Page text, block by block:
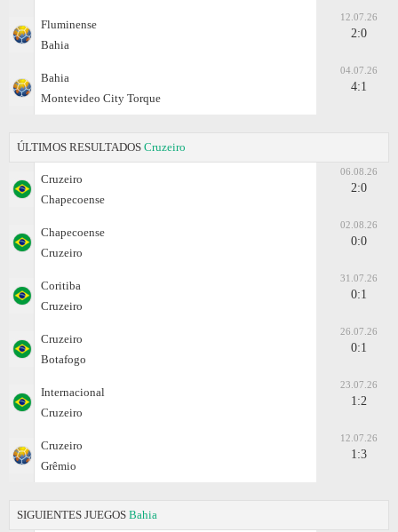
Fluminense
Bahia
12.07.26
2:0
Bahia
Montevideo City Torque
04.07.26
4:1
ÚLTIMOS RESULTADOS Cruzeiro
Cruzeiro
Chapecoense
06.08.26
2:0
Chapecoense
Cruzeiro
02.08.26
0:0
Coritiba
Cruzeiro
31.07.26
0:1
Cruzeiro
Botafogo
26.07.26
0:1
Internacional
Cruzeiro
23.07.26
1:2
Cruzeiro
Grêmio
12.07.26
1:3
SIGUIENTES JUEGOS Bahia